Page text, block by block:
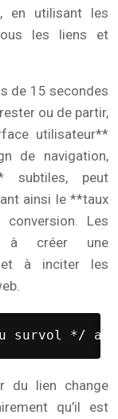
en utilisant les
les liens et
de 15 secondes
ou de partir,
utilisateur**
de navigation,
subtiles, peut
ainsi le **taux
Les
à créer une
et à inciter les
survol */ a
du lien change
qu’il est